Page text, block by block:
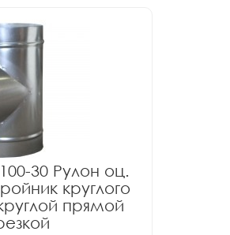
30 Рулон оц.
круглого
прямой